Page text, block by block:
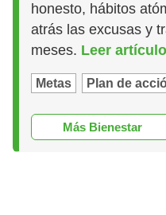
honesto, hábitos
atrás las excusas y
meses. Leer artículo
Metas Plan de
Más Bienestar